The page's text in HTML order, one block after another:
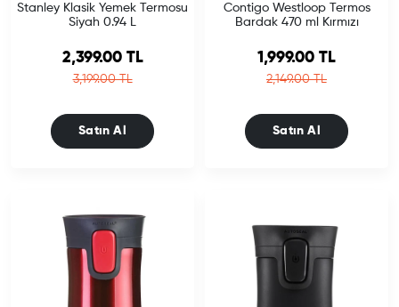
Stanley Klasik Yemek Termosu
Siyah 0.94 L
Sale price
2,399.00 TL
Regular price
3,199.00 TL
Satın Al
Contigo Westloop Termos
Bardak 470 ml Kırmızı
Sale price
1,999.00 TL
Regular price
2,149.00 TL
Satın Al